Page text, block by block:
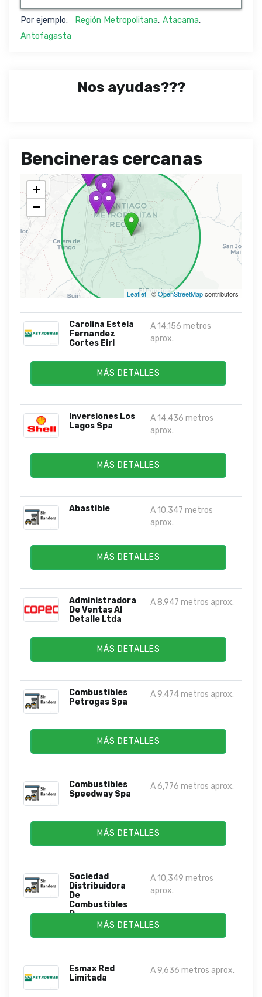
Por ejemplo: Región Metropolitana, Atacama,
Antofagasta
Nos ayudas???
Bencineras cercanas
+
−
Leaflet| ©OpenStreetMapcontributors
Carolina Estela
Fernandez
Cortes Eirl
A 14,156 metros
aprox.
MÁS DETALLES
Inversiones Los
Lagos Spa
A 14,436 metros
aprox.
MÁS DETALLES
Abastible
A 10,347 metros
aprox.
MÁS DETALLES
Administradora
De Ventas Al
Detalle Ltda
A 8,947 metros aprox.
MÁS DETALLES
Combustibles
Petrogas Spa
A 9,474 metros aprox.
MÁS DETALLES
Combustibles
Speedway Spa
A 6,776 metros aprox.
MÁS DETALLES
Sociedad
Distribuidora
De
Combustibles
D...
A 10,349 metros
aprox.
MÁS DETALLES
Esmax Red
Limitada
A 9,636 metros aprox.